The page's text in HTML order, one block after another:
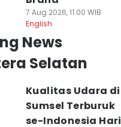
7 Aug 2026, 11:00 WIB
English
News
Selatan
Kualitas Udara di
Sumsel Terburuk
se-Indonesia Hari